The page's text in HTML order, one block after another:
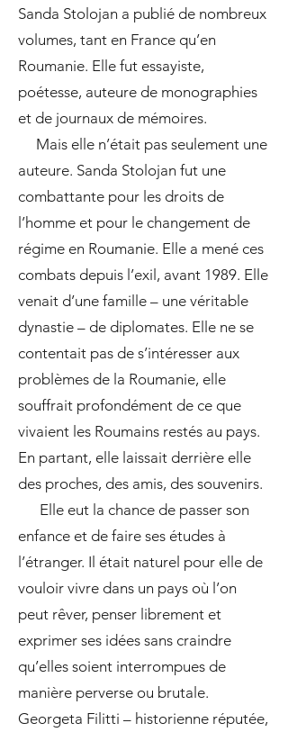
Sanda Stolojan a publié de nombreux
volumes, tant en France qu’en
Roumanie. Elle fut essayiste,
poétesse, auteure de monographies
et de journaux de mémoires.
Mais elle n’était pas seulement une
auteure. Sanda Stolojan fut une
combattante pour les droits de
l’homme et pour le changement de
régime en Roumanie. Elle a mené ces
combats depuis l’exil, avant 1989. Elle
venait d’une famille – une véritable
dynastie – de diplomates. Elle ne se
contentait pas de s’intéresser aux
problèmes de la Roumanie, elle
souffrait profondément de ce que
vivaient les Roumains restés au pays.
En partant, elle laissait derrière elle
des proches, des amis, des souvenirs.
Elle eut la chance de passer son
enfance et de faire ses études à
l’étranger. Il était naturel pour elle de
vouloir vivre dans un pays où l’on
peut rêver, penser librement et
exprimer ses idées sans craindre
qu’elles soient interrompues de
manière perverse ou brutale.
Georgeta Filitti – historienne réputée,